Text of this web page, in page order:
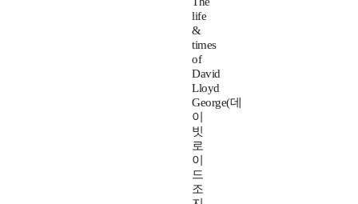
life
&
times
of
David
Lloyd
George(데
이
빗
로
이
드
조